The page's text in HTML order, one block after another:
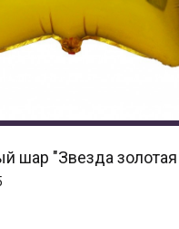
шар "Звезда